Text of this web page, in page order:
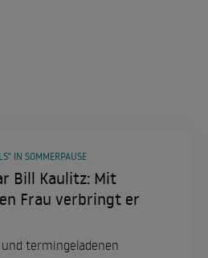
IN SOMMERPAUSE
Bill Kaulitz: Mit
Frau verbringt er
termingeladenen